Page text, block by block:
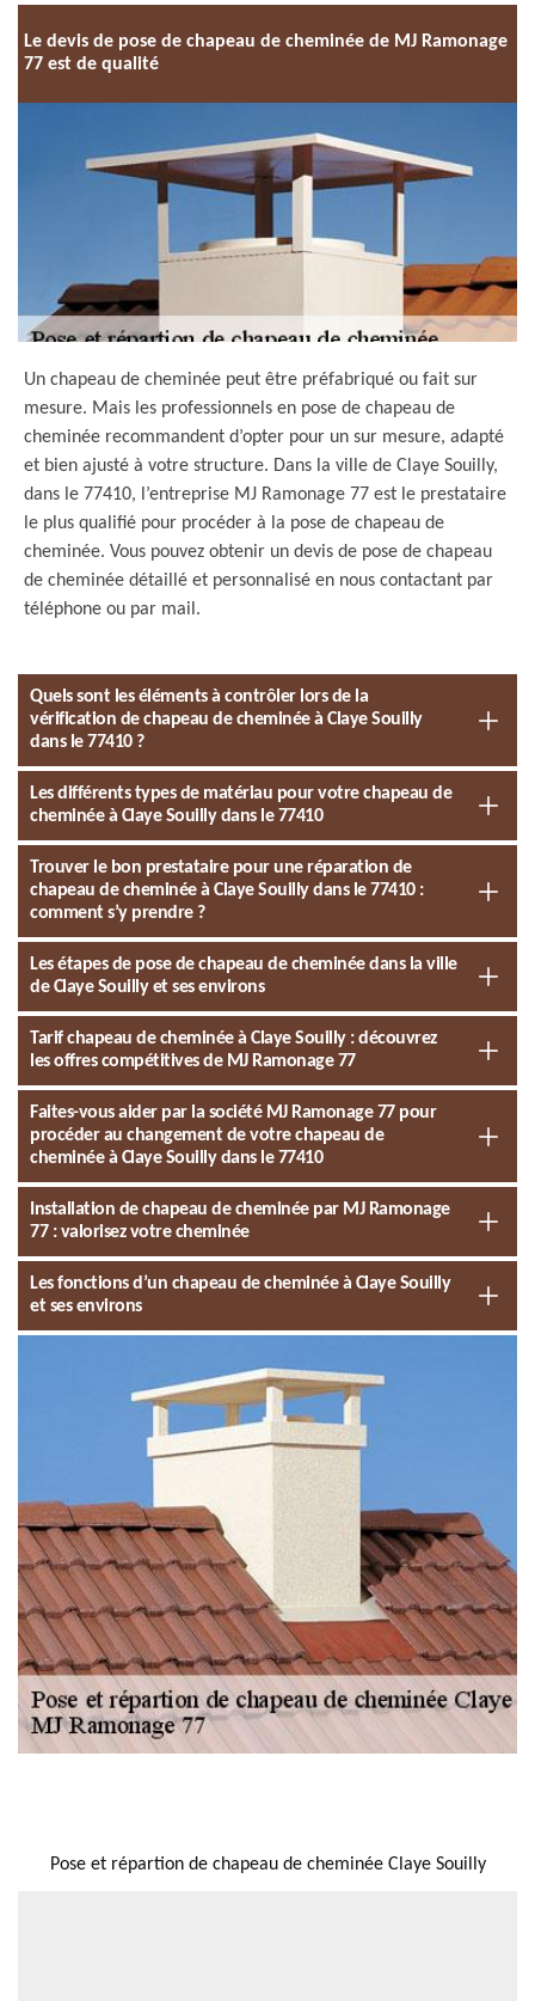
Le devis de pose de chapeau de cheminée de MJ Ramonage
77 est de qualité
Un chapeau de cheminée peut être préfabriqué ou fait sur
mesure. Mais les professionnels en pose de chapeau de
cheminée recommandent d’opter pour un sur mesure, adapté
et bien ajusté à votre structure. Dans la ville de Claye Souilly,
dans le 77410, l’entreprise MJ Ramonage 77 est le prestataire
le plus qualifié pour procéder à la pose de chapeau de
cheminée. Vous pouvez obtenir un devis de pose de chapeau
de cheminée détaillé et personnalisé en nous contactant par
téléphone ou par mail.
Quels sont les éléments à contrôler lors de la
vérification de chapeau de cheminée à Claye Souilly
dans le 77410 ?
Les différents types de matériau pour votre chapeau de
cheminée à Claye Souilly dans le 77410
Trouver le bon prestataire pour une réparation de
chapeau de cheminée à Claye Souilly dans le 77410 :
comment s’y prendre ?
Les étapes de pose de chapeau de cheminée dans la ville
de Claye Souilly et ses environs
Tarif chapeau de cheminée à Claye Souilly : découvrez
les offres compétitives de MJ Ramonage 77
Faites-vous aider par la société MJ Ramonage 77 pour
procéder au changement de votre chapeau de
cheminée à Claye Souilly dans le 77410
Installation de chapeau de cheminée par MJ Ramonage
77 : valorisez votre cheminée
Les fonctions d’un chapeau de cheminée à Claye Souilly
et ses environs
Pose et répartion de chapeau de cheminée Claye Souilly